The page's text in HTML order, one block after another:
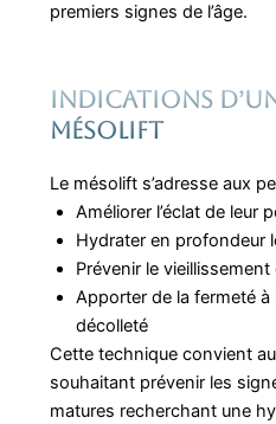
premiers signes de l’âge.
Indications
mésolift
Le mésolift s’adresse aux
Améliorer l’éclat de leur
Hydrater en profondeur
Prévenir le
Apporter de la fermeté
décolleté
Cette technique convient
souhaitant prévenir les
matures recherchant une